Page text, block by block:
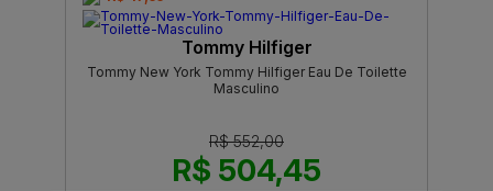
Tommy Hilfiger
Tommy New York Tommy Hilfiger Eau De Toilette
Masculino
R$ 552,00
R$ 504,45